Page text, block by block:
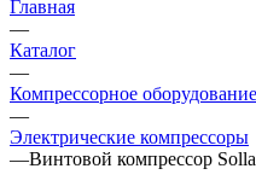
Главная
—
Каталог
—
Компрессорное оборудование
—
Электрические компрессоры
—Винтовой компрессор